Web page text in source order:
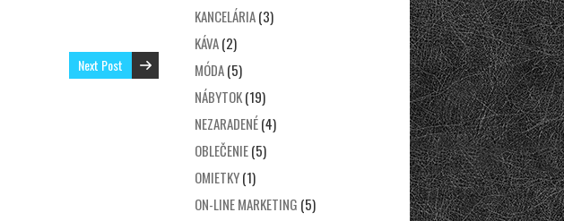
Next Post
KANCELÁRIA(3)
KÁVA(2)
MÓDA(5)
NÁBYTOK(19)
NEZARADENÉ(4)
OBLEČENIE(5)
OMIETKY(1)
ON-LINE MARKETING (5)